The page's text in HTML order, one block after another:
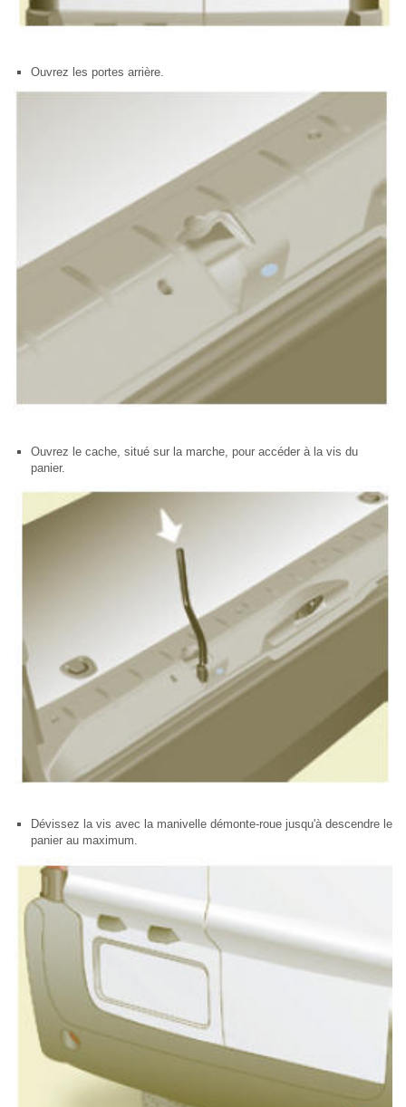
Ouvrez les portes arrière.
Ouvrez le cache, situé sur la marche, pour accéder à la vis du
panier.
Dévissez la vis avec la manivelle démonte-roue jusqu'à descendre le
panier au maximum.